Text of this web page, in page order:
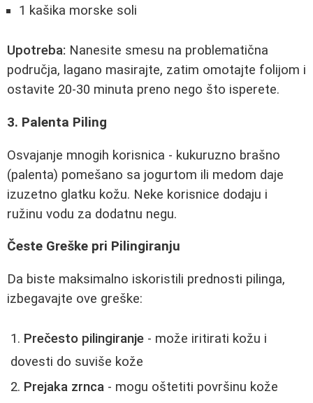
1 kašika morske soli
Upotreba: Nanesite smesu na problematična
područja, lagano masirajte, zatim omotajte folijom i
ostavite 20-30 minuta preno nego što isperete.
3. Palenta Piling
Osvajanje mnogih korisnica - kukuruzno brašno
(palenta) pomešano sa jogurtom ili medom daje
izuzetno glatku kožu. Neke korisnice dodaju i
ružinu vodu za dodatnu negu.
Česte Greške pri Pilingiranju
Da biste maksimalno iskoristili prednosti pilinga,
izbegavajte ove greške:
Prečesto pilingiranje - može iritirati kožu i
dovesti do suviše kože
Prejaka zrnca - mogu oštetiti površinu kože